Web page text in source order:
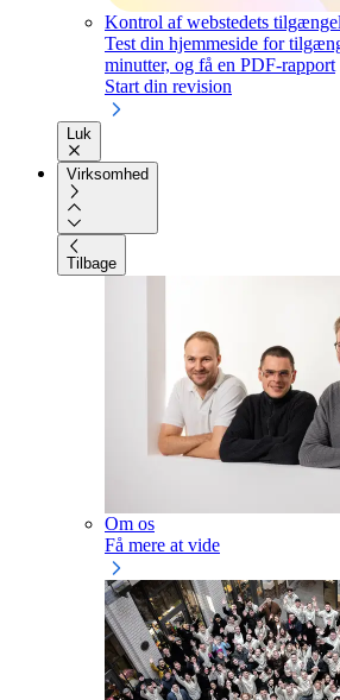
Kontrol af webstedets
Test din hjemmeside for
minutter, og få en PDF-rapport
Start din revision
Luk
Virksomhed
Tilbage
Om os
Få mere at vide